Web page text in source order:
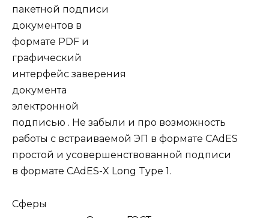
пакетной подписи
документов в
формате PDF и
графический
интерфейс заверения
документа
электронной
подписью . Не забыли и про возможность
работы с встраиваемой ЭП в формате CAdES
простой и усовершенствованной подписи
в формате CAdES-X Long Type 1.
Сферы